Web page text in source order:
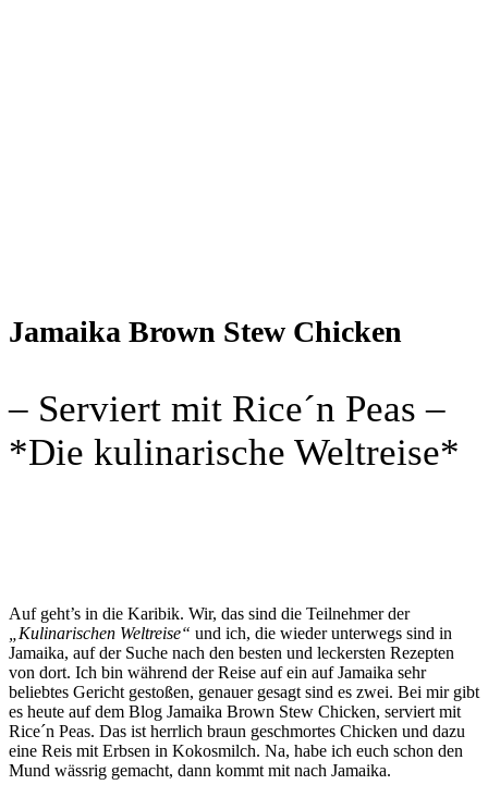
Jamaika Brown Stew Chicken
– Serviert mit Rice´n Peas –
*Die kulinarische Weltreise*
Auf geht’s in die Karibik. Wir, das sind die Teilnehmer der
„Kulinarischen Weltreise“ und ich, die wieder unterwegs sind in
Jamaika, auf der Suche nach den besten und leckersten Rezepten
von dort. Ich bin während der Reise auf ein auf Jamaika sehr
beliebtes Gericht gestoßen, genauer gesagt sind es zwei. Bei mir gibt
es heute auf dem Blog Jamaika Brown Stew Chicken, serviert mit
Rice´n Peas. Das ist herrlich braun geschmortes Chicken und dazu
eine Reis mit Erbsen in Kokosmilch. Na, habe ich euch schon den
Mund wässrig gemacht, dann kommt mit nach Jamaika.